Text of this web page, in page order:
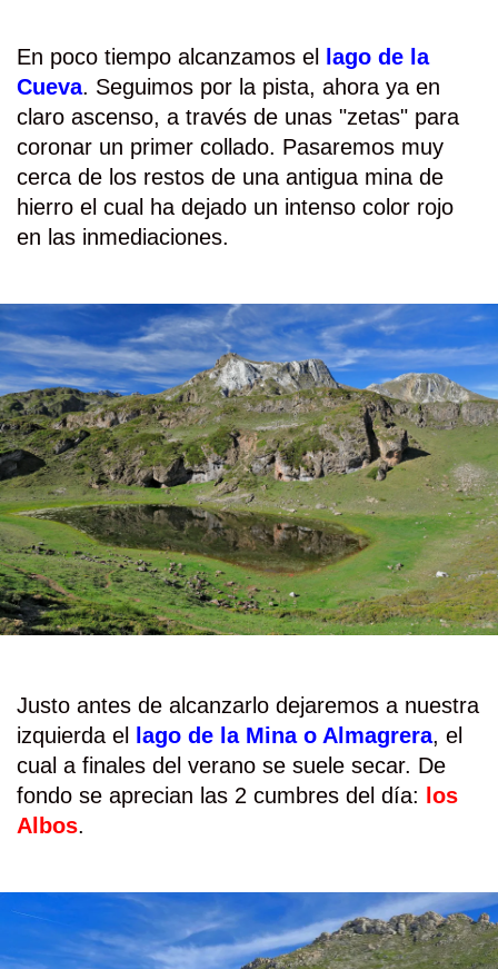
En poco tiempo alcanzamos el lago de la
Cueva. Seguimos por la pista, ahora ya en
claro ascenso, a través de unas "zetas" para
coronar un primer collado. Pasaremos muy
cerca de los restos de una antigua mina de
hierro el cual ha dejado un intenso color rojo
en las inmediaciones.
Justo antes de alcanzarlo dejaremos a nuestra
izquierda el
lago de la Mina o Almagrera, el
cual a finales del verano se suele secar. De
fondo se aprecian las 2 cumbres del día:
los
Albos.